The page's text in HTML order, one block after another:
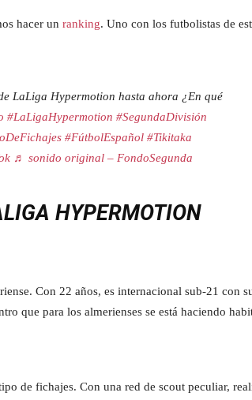
hacer un ranking. Uno con los futbolistas de
LaLiga Hypermotion hasta ahora ¿En qué
#LaLigaHypermotion #SegundaDivisión
#FútbolEspañol #Tikitaka
♬ sonido original – FondoSegunda
HYPERMOTION
Con 22 años, es internacional sub-21 con
que para los almerienses se está haciendo
de fichajes. Con una red de scout peculiar,